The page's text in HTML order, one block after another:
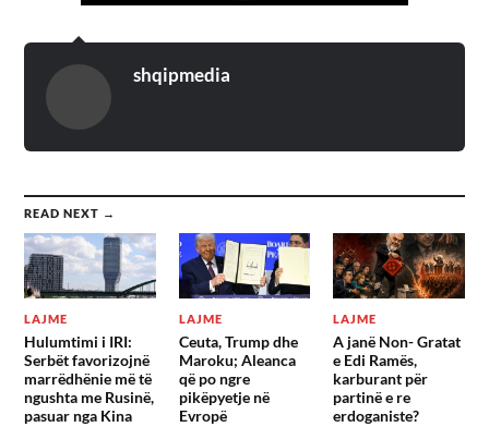
shqipmedia
READ NEXT →
LAJME
Hulumtimi i IRI:
Serbët favorizojnë
marrëdhënie më të
ngushta me Rusinë,
pasuar nga Kina
LAJME
Ceuta, Trump dhe
Maroku; Aleanca
që po ngre
pikëpyetje në
Evropë
LAJME
A janë Non- Gratat
e Edi Ramës,
karburant për
partinë e re
erdoganiste?